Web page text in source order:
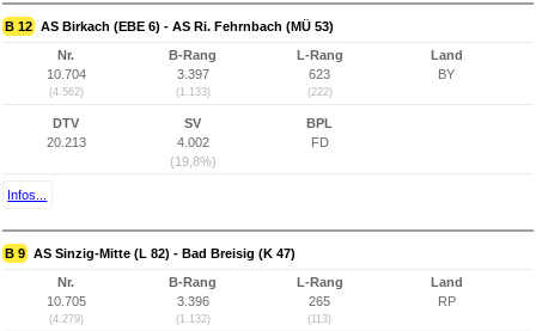
B 12 AS Birkach (EBE 6) - AS Ri. Fehrnbach (MÜ 53)
Nr.
10.704
(4.562)
B-Rang
3.397
(1.133)
L-Rang
623
(222)
Land
BY
DTV
20.213
SV
4.002
(19,8%)
BPL
FD
Infos...
B 9 AS Sinzig-Mitte (L 82) - Bad Breisig (K 47)
Nr.
10.705
(4.279)
B-Rang
3.396
(1.132)
L-Rang
265
(113)
Land
RP